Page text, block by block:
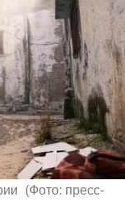
(Фото: пресс-